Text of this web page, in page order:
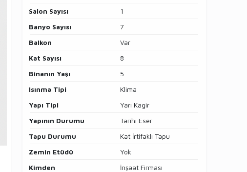
Salon Sayısı
1
Banyo Sayısı
7
Balkon
Var
Kat Sayısı
8
Binanın Yaşı
5
Isınma Tipi
Klima
Yapı Tipi
Yarı Kagir
Yapının Durumu
Tarihi Eser
Tapu Durumu
Kat İrtifaklı Tapu
Zemin Etüdü
Yok
Kimden
İnşaat Firması